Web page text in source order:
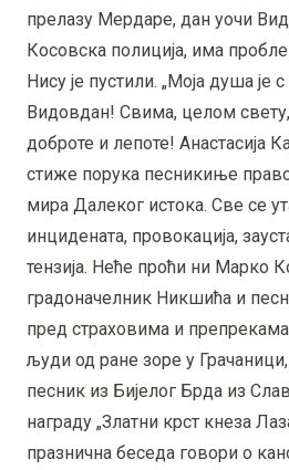
прелазу Мердаре, дан уочи
Косовска полиција, има
Нису је пустили. „Моја душа је
Видовдан! Свима, целом
доброте и лепоте! Анастасија
стиже порука песникиње
мира Далеког истока. Све се
инцидената, провокација,
тензија. Неће проћи ни Марко
градоначелник Никшића и
пред страховима и
људи од ране зоре у Грачаници,
песник из Бијелог Брда из
награду „Златни крст кнеза
празнична беседа говори о